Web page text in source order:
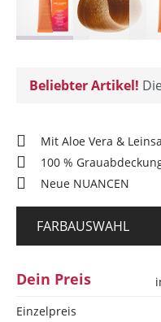
Beliebter Artikel!
Mit Aloe Vera &
100 %
Neue NUANCEN
FARBAUSWAHL
Dein Preis
Einzelpreis